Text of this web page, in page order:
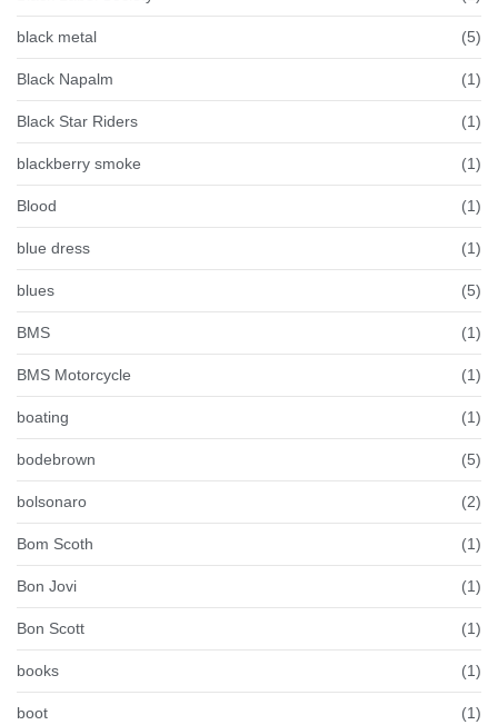
black metal (5)
Black Napalm (1)
Black Star Riders (1)
blackberry smoke (1)
Blood (1)
blue dress (1)
blues (5)
BMS (1)
BMS Motorcycle (1)
boating (1)
bodebrown (5)
bolsonaro (2)
Bom Scoth (1)
Bon Jovi (1)
Bon Scott (1)
books (1)
boot (1)